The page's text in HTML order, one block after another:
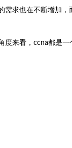
求也在不断增加
来看，ccna都是